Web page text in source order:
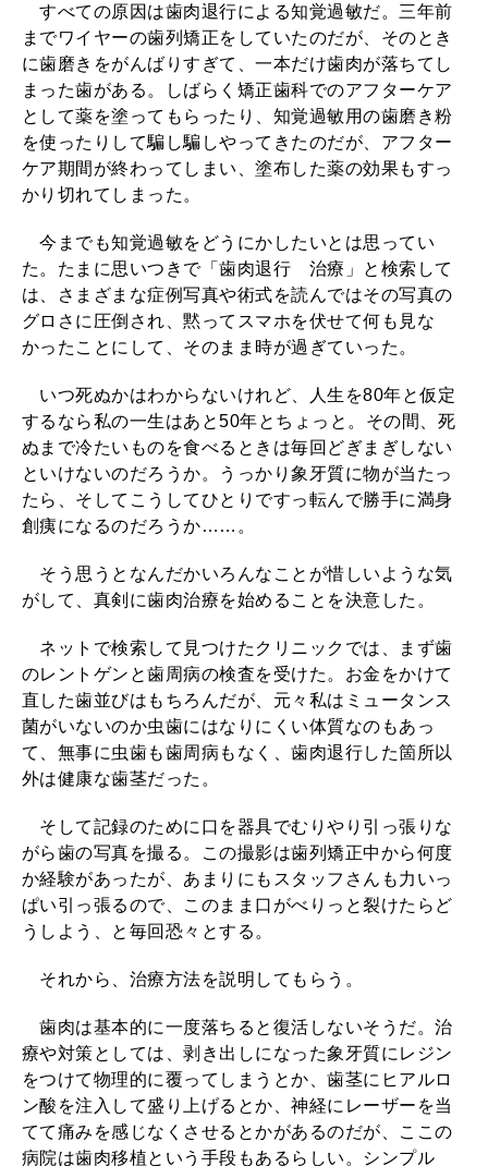
2026年6月号「大銀座 トレンドが生まれる 新しい一流店へ。」
2026年5月号「“大好き”に出会いに。韓国」
2026年4月号「未来をつくる、学びの教科書。」
2026年3月号「スイーツ予想図 2026」
2026年2月号「良運を掴む 新・開運術。」
2026年1月号「猫がいれば、幸せ」
2025年12月号「お酒の新常識。」
FOLLOW US!
歯
に
し
み
る
ん
で
す
」
―
―
歯
医
者
帰
り
、
目
黒
へ
カ
レ
ー
う
ど
ん
食
べ
に
行
く
すべての原因は歯肉退行による知覚過敏だ。三年前
までワイヤーの歯列矯正をしていたのだが、そのとき
に歯磨きをがんばりすぎて、一本だけ歯肉が落ちてし
まった歯がある。しばらく矯正歯科でのアフターケア
として薬を塗ってもらったり、知覚過敏用の歯磨き粉
を使ったりして騙し騙しやってきたのだが、アフター
ケア期間が終わってしまい、塗布した薬の効果もすっ
かり切れてしまった。
今までも知覚過敏をどうにかしたいとは思ってい
た。たまに思いつきで「歯肉退行 治療」と検索して
は、さまざまな症例写真や術式を読んではその写真の
グロさに圧倒され、黙ってスマホを伏せて何も見な
かったことにして、そのまま時が過ぎていった。
いつ死ぬかはわからないけれど、人生を80年と仮定
するなら私の一生はあと50年とちょっと。その間、死
ぬまで冷たいものを食べるときは毎回どぎまぎしない
といけないのだろうか。うっかり象牙質に物が当たっ
たら、そしてこうしてひとりですっ転んで勝手に満身
創痍になるのだろうか……。
そう思うとなんだかいろんなことが惜しいような気
がして、真剣に歯肉治療を始めることを決意した。
ネットで検索して見つけたクリニックでは、まず歯
のレントゲンと歯周病の検査を受けた。お金をかけて
直した歯並びはもちろんだが、元々私はミュータンス
菌がいないのか虫歯にはなりにくい体質なのもあっ
て、無事に虫歯も歯周病もなく、歯肉退行した箇所以
外は健康な歯茎だった。
そして記録のために口を器具でむりやり引っ張りな
がら歯の写真を撮る。この撮影は歯列矯正中から何度
か経験があったが、あまりにもスタッフさんも力いっ
ぱい引っ張るので、このまま口がべりっと裂けたらど
うしよう、と毎回恐々とする。
それから、治療方法を説明してもらう。
歯肉は基本的に一度落ちると復活しないそうだ。治
療や対策としては、剥き出しになった象牙質にレジン
をつけて物理的に覆ってしまうとか、歯茎にヒアルロ
ン酸を注入して盛り上げるとか、神経にレーザーを当
てて痛みを感じなくさせるとかがあるのだが、ここの
病院は歯肉移植という手段もあるらしい。シンプル